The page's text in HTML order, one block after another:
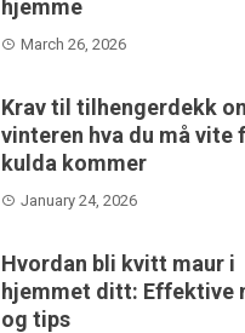
hjemme
March 26, 2026
Krav til tilhengerdekk
vinteren hva du må vite
kulda kommer
January 24, 2026
Hvordan bli kvitt maur i
hjemmet ditt: Effektive
og tips